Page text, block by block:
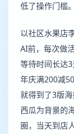
低了操作门槛。
以社区水果店
AI前，每次做
等待时间长达
年庆满200减
就得到了3版
西瓜为背景的
圈，当天到店